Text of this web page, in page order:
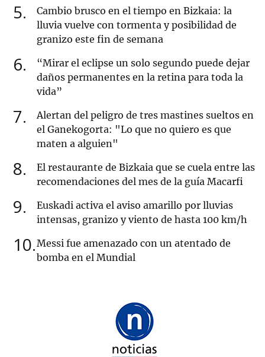
5
Cambio brusco en el tiempo en Bizkaia: la
lluvia vuelve con tormenta y posibilidad de
granizo este fin de semana
6
“Mirar el eclipse un solo segundo puede dejar
daños permanentes en la retina para toda la
vida”
7
Alertan del peligro de tres mastines sueltos en
el Ganekogorta: "Lo que no quiero es que
maten a alguien"
8
El restaurante de Bizkaia que se cuela entre las
recomendaciones del mes de la guía Macarfi
9
Euskadi activa el aviso amarillo por lluvias
intensas, granizo y viento de hasta 100 km/h
10 Messi fue amenazado con un atentado de
bomba en el Mundial